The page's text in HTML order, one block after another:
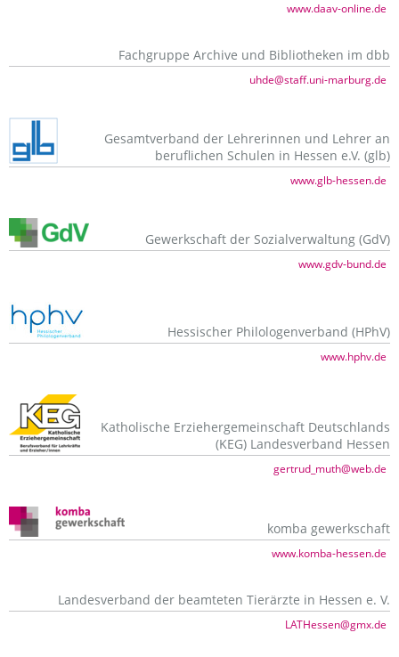
www.daav-online.de
Fachgruppe Archive und Bibliotheken im dbb
uhde@staff.uni-marburg.de
Gesamtverband der Lehrerinnen und Lehrer an
beruflichen Schulen in Hessen e.V. (glb)
www.glb-hessen.de
Gewerkschaft der Sozialverwaltung (GdV)
www.gdv-bund.de
Hessischer Philologenverband (HPhV)
www.hphv.de
Katholische Erziehergemeinschaft Deutschlands
(KEG) Landesverband Hessen
gertrud_muth@web.de
komba gewerkschaft
www.komba-hessen.de
Landesverband der beamteten Tierärzte in Hessen e. V.
LATHessen@gmx.de